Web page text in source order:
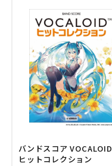
バンドスコア VOCALOID
ヒットコレクション